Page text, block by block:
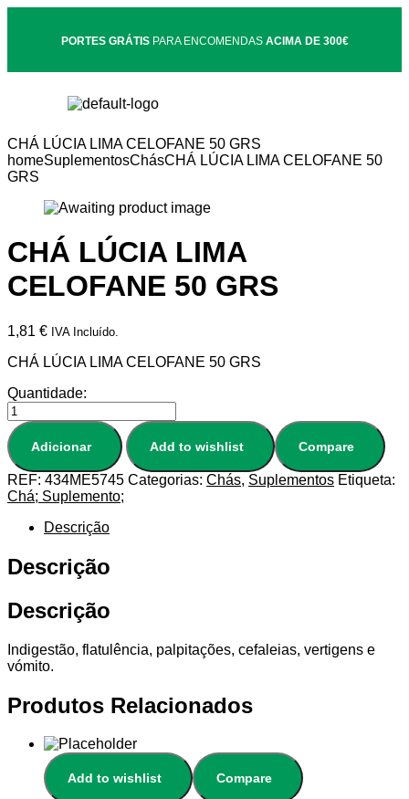
PORTES GRÁTISPARA ENCOMENDAS ACIMA DE 300€
CHÁ LÚCIA LIMA CELOFANE 50 GRS
homeSuplementosChásCHÁ LÚCIA LIMA CELOFANE 50
GRS
CHÁ LÚCIA LIMA
CELOFANE 50 GRS
1,81 € IVA Incluído.
CHÁ LÚCIA LIMA CELOFANE 50 GRS
Quantidade:
Adicionar Add to wishlist Compare
REF: 434ME5745 Categorias: Chás, Suplementos Etiqueta:
Chá; Suplemento;
Descrição
Descrição
Descrição
Indigestão, flatulência, palpitações, cefaleias, vertigens e
vómito.
Produtos Relacionados
Add to wishlist Compare